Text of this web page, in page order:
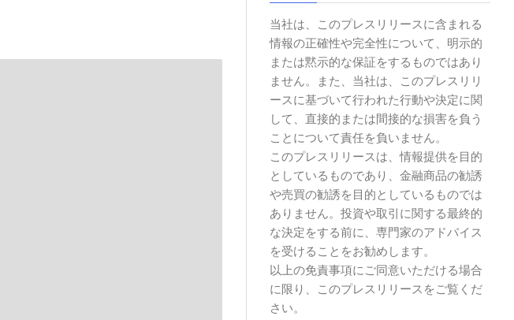
当社は、このプレスリリースに含まれる
情報の正確性や完全性について、明示的
または黙示的な保証をするものではあり
ません。また、当社は、このプレスリリ
ースに基づいて行われた行動や決定に関
して、直接的または間接的な損害を負う
ことについて責任を負いません。
このプレスリリースは、情報提供を目的
としているものであり、金融商品の勧誘
や売買の勧誘を目的としているものでは
ありません。投資や取引に関する最終的
な決定をする前に、専門家のアドバイス
を受けることをお勧めします。
以上の免責事項にご同意いただける場合
に限り、このプレスリリースをご覧くだ
さい。